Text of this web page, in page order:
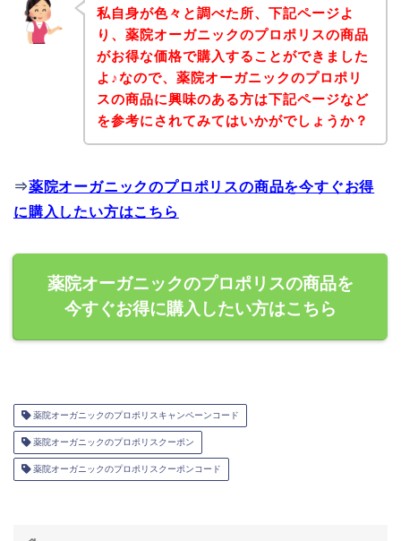
私自身が色々と調べた所、下記ページよ
り、薬院オーガニックのプロポリスの商品
がお得な価格で購入することができました
よ♪なので、薬院オーガニックのプロポリ
スの商品に興味のある方は下記ページなど
を参考にされてみてはいかがでしょうか？
⇒薬院オーガニックのプロポリスの商品を今すぐお得
に購入したい方はこちら
薬院オーガニックのプロポリスの商品を
今すぐお得に購入したい方はこちら
薬院オーガニックのプロポリスキャンペーンコード
薬院オーガニックのプロポリスクーポン
薬院オーガニックのプロポリスクーポンコード